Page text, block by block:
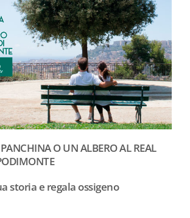
O UN ALBERO AL REAL
storia e regala ossigeno